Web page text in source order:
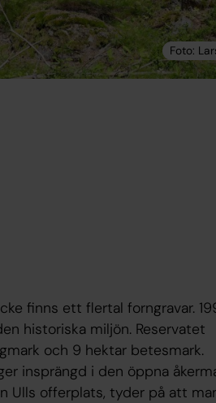
finns ett flertal forngravar.
historiska miljön. Reservatet
och 9 hektar betesmark.
insprängd i den öppna
Ulls offerplats, tyder på att